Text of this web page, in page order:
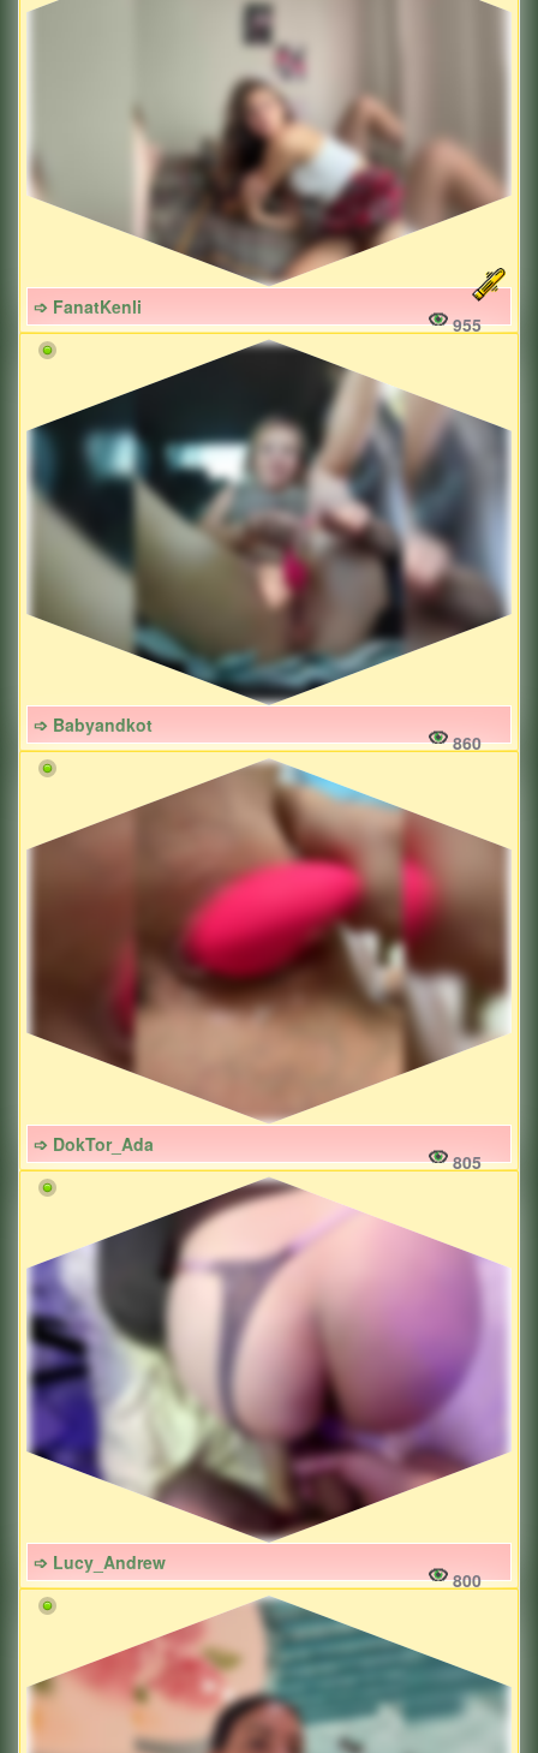
➩ FanatKenli
955
➩ Babyandkot
860
➩ DokTor_Ada
805
➩ Lucy_Andrew
800